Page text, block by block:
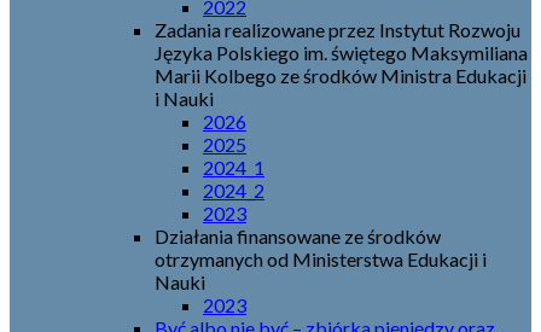
2022
Zadania realizowane przez Instytut Rozwoju
Języka Polskiego im. świętego Maksymiliana
Marii Kolbego ze środków Ministra Edukacji
i Nauki
2026
2025
2024_1
2024_2
2023
Działania finansowane ze środków
otrzymanych od Ministerstwa Edukacji i
Nauki
2023